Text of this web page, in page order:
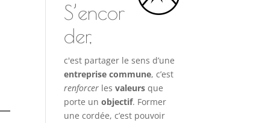
S’encor
der,
c'est partager le sens d’une
entreprise commune, c’est
renforcer lesvaleurs que
porte unobjectif. Former
une cordée, c’est pouvoir